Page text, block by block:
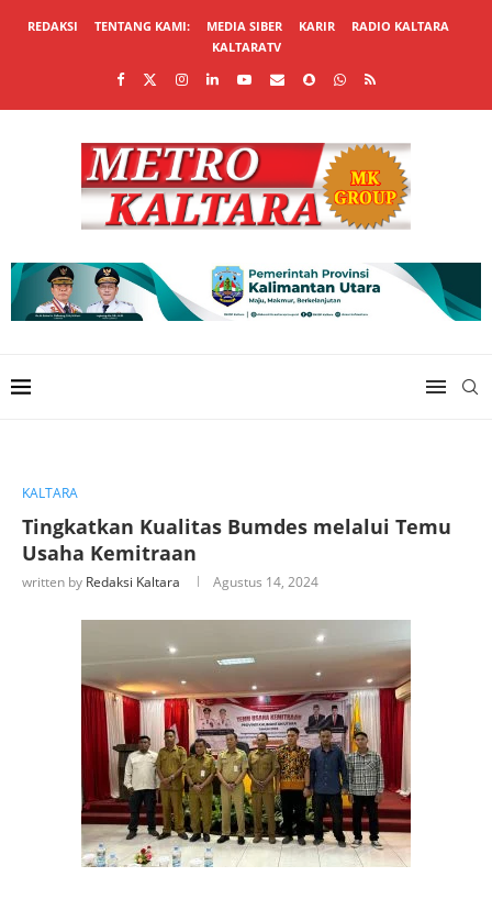
REDAKSI TENTANG KAMI: MEDIA SIBER KARIR
RADIO KALTARA
KALTARATV
KALTARA
Tingkatkan Kualitas Bumdes melalui Temu
Usaha Kemitraan
written by Redaksi Kaltara Agustus 14, 2024